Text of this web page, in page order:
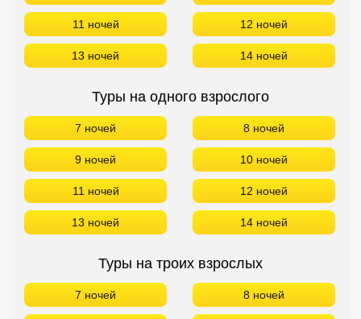
11 ночей 12 ночей
13 ночей 14 ночей
Туры на одного взрослого
7 ночей 8 ночей
9 ночей 10 ночей
11 ночей 12 ночей
13 ночей 14 ночей
Туры на троих взрослых
7 ночей 8 ночей